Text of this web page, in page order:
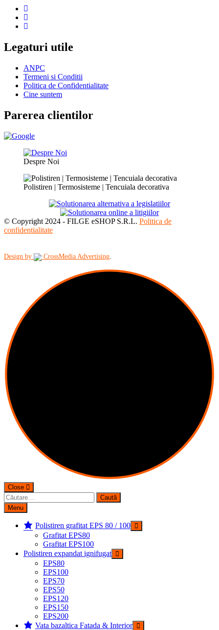
Legaturi utile
ANPC
Termeni si Conditii
Politica de Confidentialitate
Cine suntem
Parerea clientilor
Despre Noi
Polistiren | Termosisteme | Tencuiala decorativa
© Copyright 2024 - FILGE eSHOP S.R.L. Politica de
confidentialitate
Design by CrossMedia Advertising
Close
Caută
după:
Menu
Polistiren grafitat EPS 80 / 100
Grafitat EPS80
Grafitat EPS100
Polistiren expandat ignifugat
EPS80
EPS100
EPS70
EPS50
EPS120
EPS150
EPS200
Vata bazaltica Fatada & Interior